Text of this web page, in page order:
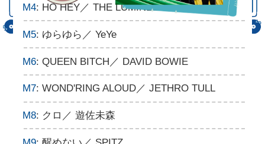
M4: HO HEY／ THE LUMINEERS
M5: ゆらゆら／ YeYe
M6: QUEEN BITCH／ DAVID BOWIE
M7: WOND'RING ALOUD／ JETHRO TULL
M8: クロ／ 遊佐未森